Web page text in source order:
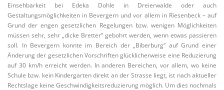
Einsehbarkeit bei Edeka Dohle in Dreierwalde oder auch
Gestaltungsmöglichkeiten in Bevergern und vor allem in Riesenbeck – auf
Grund der engen gesetzlichen Regelungen bzw. wenigen Möglichkeiten
müssen sehr, sehr „dicke Bretter“ gebohrt werden, wenn etwas passieren
soll. In Bevergern konnte im Bereich der „Biberburg“ auf Grund einer
Änderung der gesetzlichen Vorschriften glücklicherweise eine Reduzierung
auf 30 km/h erreicht werden. In anderen Bereichen, vor allem, wo keine
Schule bzw. kein Kindergarten direkt an der Strasse liegt, ist nach aktueller
Rechtslage keine Geschwindigkeitsreduzierung möglich. Um dies nochmals